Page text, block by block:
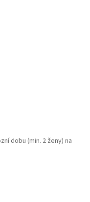
dobu (min. 2 ženy) na